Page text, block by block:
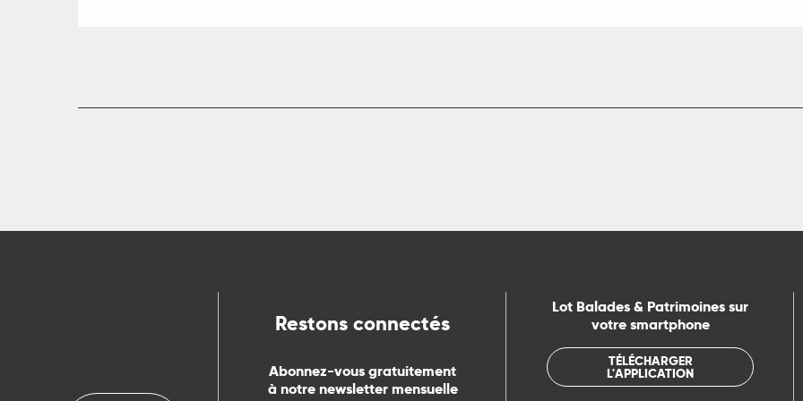
Restons connectés
Abonnez-vous gratuitement
à notre newsletter mensuelle
Lot Balades & Patrimoines sur
votre smartphone
TÉLÉCHARGER
L'APPLICATION